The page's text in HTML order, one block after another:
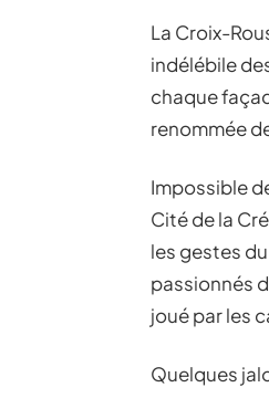
La Croix-
indélébile
chaque
renommée
Impossible
Cité de la
les gestes
passionnés
joué par les
Quelques